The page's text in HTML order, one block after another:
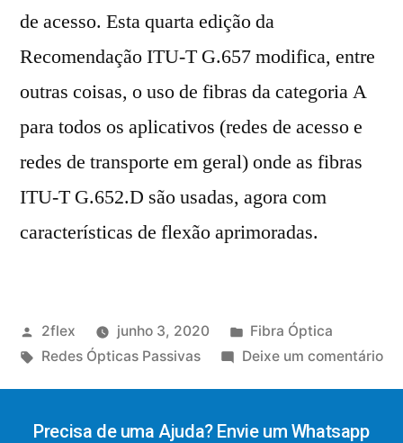
de acesso. Esta quarta edição da
Recomendação ITU-T G.657 modifica, entre
outras coisas, o uso de fibras da categoria A
para todos os aplicativos (redes de acesso e
redes de transporte em geral) onde as fibras
ITU-T G.652.D são usadas, agora com
características de flexão aprimoradas.
2flex junho 3, 2020
Fibra Óptica
Redes Ópticas Passivas
Deixe um comentário
Precisa de uma Ajuda? Envie um Whatsapp